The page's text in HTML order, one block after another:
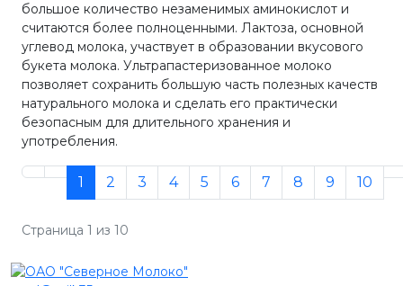
большое количество незаменимых аминокислот и
считаются более полноценными. Лактоза, основной
углевод молока, участвует в образовании вкусового
букета молока. Ультрапастеризованное молоко
позволяет сохранить большую часть полезных качеств
натурального молока и сделать его практически
безопасным для длительного хранения и
употребления.
1 2 3 4 5 6 7 8 9 10
Страница 1 из 10